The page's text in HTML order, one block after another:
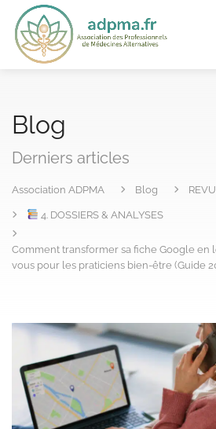
Blog
Derniers articles
Association ADPMA Blog
4. DOSSIERS & ANALYSES
Comment transformer sa fiche Google en
vous pour les praticiens bien-être (Guide